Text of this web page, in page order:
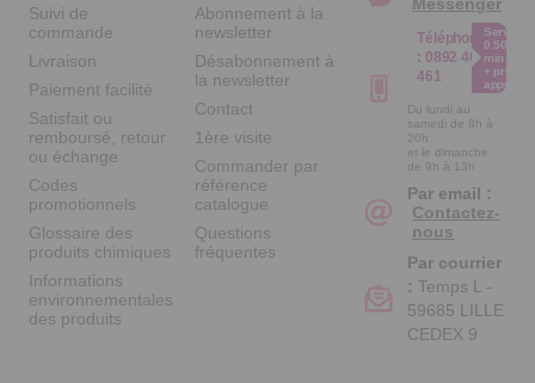
Suivi de
commande
Livraison
Paiement facilité
Satisfait ou
remboursé, retour
ou échange
Codes
promotionnels
Glossaire des
produits chimiques
Informations
environnementales
des produits
Abonnement à la
newsletter
Désabonnement à
la newsletter
Contact
1ère visite
Commander par
référence
catalogue
Questions
fréquentes
Téléphone
: 0892 461
461
Service
0.50€ /
min
+ prix
appel
Du lundi au
samedi de 8h à
20h
et le dimanche
de 9h à 13h
Par email :
Contactez-
nous
Par courrier
: Temps L -
59685 LILLE
CEDEX 9